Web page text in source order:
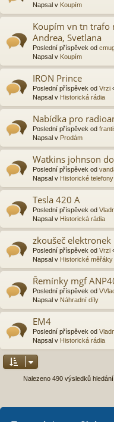
Napsal v Koupím
Koupím vn tn trafo
Andrea, Svetlana
Poslední příspěvek od
Napsal v Koupím
IRON Prince
Poslední příspěvek od Vrzi
Napsal v Historická rádia
Nabídka pro
Poslední příspěvek od
Napsal v Prodám
Watkins johnson
Poslední příspěvek od
Napsal v Historické
Tesla 420 A
Poslední příspěvek od
Napsal v Historická rádia
zkoušeč elektronek
Poslední příspěvek od Vrzi
Napsal v Historické
Řemínky mgf
Poslední příspěvek od
Napsal v Náhradní díly
EM4
Poslední příspěvek od
Napsal v Historická rádia
Nalezeno 490 výsledků hledání